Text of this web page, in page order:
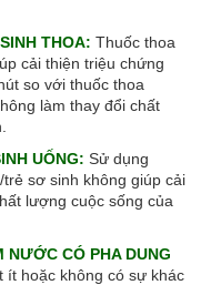
THOA: Thuốc thoa
cải thiện triệu chứng
so với thuốc thoa
làm thay đổi chất
UỐNG: Sử dụng
sơ sinh không giúp cải
lượng cuộc sống của
NƯỚC CÓ PHA DUNG
ít hoặc không có sự khác